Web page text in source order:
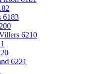
6183
6210
6221